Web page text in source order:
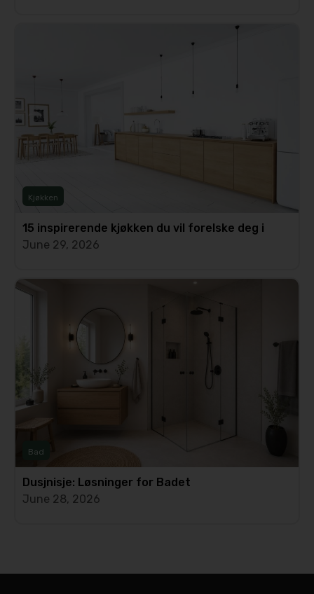
Kjøkken
15 inspirerende kjøkken du vil forelske deg i
June 29, 2026
Bad
Dusjnisje: Løsninger for Badet
June 28, 2026